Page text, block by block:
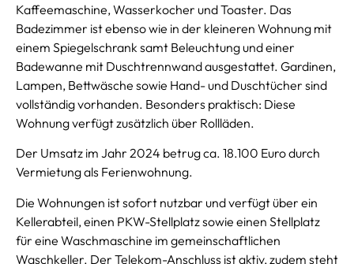
Kaffeemaschine, Wasserkocher und Toaster. Das
Badezimmer ist ebenso wie in der kleineren Wohnung mit
einem Spiegelschrank samt Beleuchtung und einer
Badewanne mit Duschtrennwand ausgestattet. Gardinen,
Lampen, Bettwäsche sowie Hand- und Duschtücher sind
vollständig vorhanden. Besonders praktisch: Diese
Wohnung verfügt zusätzlich über Rollläden.
Der Umsatz im Jahr 2024 betrug ca. 18.100 Euro durch
Vermietung als Ferienwohnung.
Die Wohnungen ist sofort nutzbar und verfügt über ein
Kellerabteil, einen PKW-Stellplatz sowie einen Stellplatz
für eine Waschmaschine im gemeinschaftlichen
Waschkeller. Der Telekom-Anschluss ist aktiv, zudem steht